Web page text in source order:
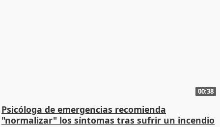
00:38
Psicóloga de emergencias recomienda
"normalizar" los síntomas tras sufrir un incendio